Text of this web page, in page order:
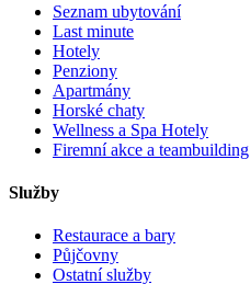
Seznam ubytování
Last minute
Hotely
Penziony
Apartmány
Horské chaty
Wellness a Spa Hotely
Firemní akce a teambuilding
Služby
Restaurace a bary
Půjčovny
Ostatní služby